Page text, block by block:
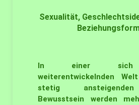
Sexualität,
In einer sich
weiterentwickelnden
stetig
Bewusstsein werden